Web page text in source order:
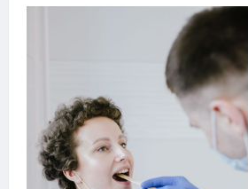
Kulak
Hastalıkları
Nelerdir?
Belirtileri,
Nedenleri,
Korunma
Destekleyen
Öneriler